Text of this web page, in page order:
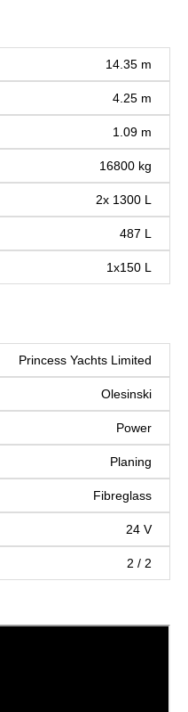
14.35 m
4.25 m
1.09 m
16800 kg
2x 1300 L
487 L
1x150 L
Princess Yachts Limited
Olesinski
Power
Planing
Fibreglass
24 V
2 / 2